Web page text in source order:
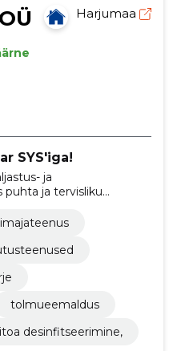
Harjumaa
SYS'iga!
ja
ja tervisliku
kontorites ja aedades.
tolmueemaldus
desinfitseerimine,